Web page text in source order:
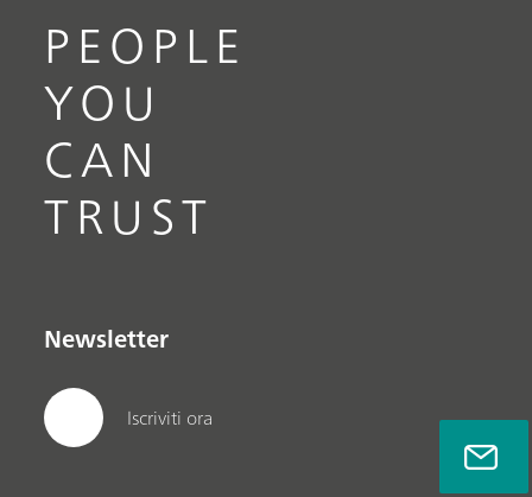
PEOPLE
YOU
CAN
TRUST
Newsletter
Iscriviti ora